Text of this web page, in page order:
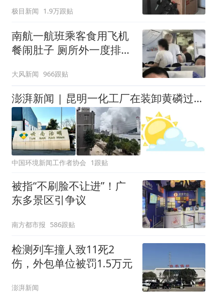
极目新闻 1.9万跟贴
南航一航班乘客食用飞机
餐闹肚子 厕所外一度排长
大风新闻 966跟贴
澎湃新闻 | 昆明一化工厂在装卸黄磷过程中发生火情，涉事企业曾多次被罚
中国环境新闻工作者协会 1跟贴
被指“不刷脸不让进”！广
东多景区引争议
南方都市报 586跟贴
检测列车撞人致11死2
伤，外包单位被罚1.5万元
澎湃新闻